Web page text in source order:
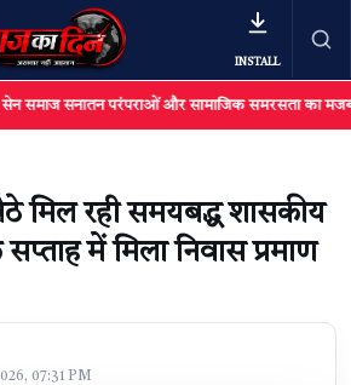
INSTALL
खोजें
परंपराओं और सामाजिक समरसता का मजबूत आधार :
मिल रही समयबद्ध शासकीय
में मिला निवास प्रमाण
07:31 PM